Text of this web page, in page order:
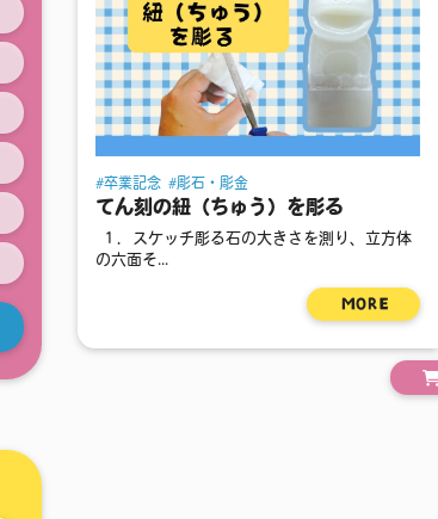
卒業記念 彫石・彫金
てん刻の紐（ちゅう）を彫る
１．スケッチ彫る石の大きさを測り、立方体
の六面そ...
MORE